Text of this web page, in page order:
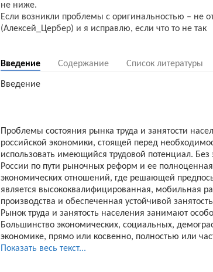
не ниже.
Если возникли проблемы с оригинальностью – не
(Алексей_Цербер) и я исправлю, если что то не так
Введение Содержание Список литературы
Введение
Проблемы состояния рынка труда и занятости
российской экономики, стоящей перед
использовать имеющийся трудовой потенциал.
России по пути рыночных реформ и ее
экономических отношений, где решающей
является высококвалифицированная, мобильная
производства и обеспеченная устойчивой
Рынок труда и занятость населения занимают
Большинство экономических, социальных,
экономике, прямо или косвенно, полностью или
рынке труда. Являясь неотъемлемым звеном
Показать весь текст...